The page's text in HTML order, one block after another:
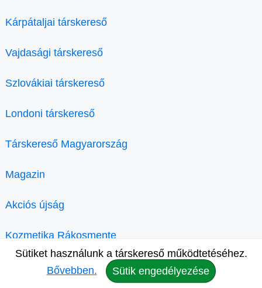
Kárpátaljai társkereső
Vajdasági társkereső
Szlovákiai társkereső
Londoni társkereső
Társkereső Magyarország
Magazin
Akciós újság
Kozmetika Rákosmente
Sütiket használunk a társkereső működtetéséhez.
Bővebben.
Sütik engedélyezése